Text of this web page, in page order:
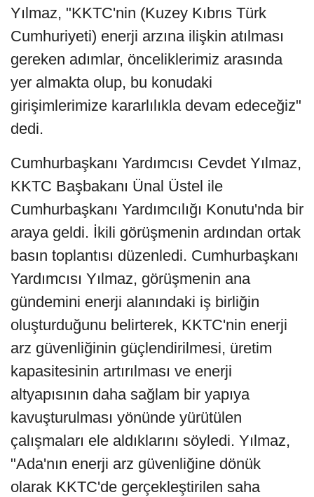
Yılmaz, "KKTC'nin (Kuzey Kıbrıs Türk
Cumhuriyeti) enerji arzına ilişkin atılması
gereken adımlar, önceliklerimiz arasında
yer almakta olup, bu konudaki
girişimlerimize kararlılıkla devam edeceğiz"
dedi.
Cumhurbaşkanı Yardımcısı Cevdet Yılmaz,
KKTC Başbakanı Ünal Üstel ile
Cumhurbaşkanı Yardımcılığı Konutu'nda bir
araya geldi. İkili görüşmenin ardından ortak
basın toplantısı düzenledi. Cumhurbaşkanı
Yardımcısı Yılmaz, görüşmenin ana
gündemini enerji alanındaki iş birliğin
oluşturduğunu belirterek, KKTC'nin enerji
arz güvenliğinin güçlendirilmesi, üretim
kapasitesinin artırılması ve enerji
altyapısının daha sağlam bir yapıya
kavuşturulması yönünde yürütülen
çalışmaları ele aldıklarını söyledi. Yılmaz,
"Ada'nın enerji arz güvenliğine dönük
olarak KKTC'de gerçekleştirilen saha